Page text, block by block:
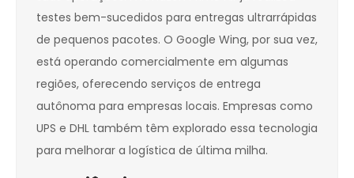
testes bem-sucedidos para entregas ultrarrápidas
de pequenos pacotes. O Google Wing, por sua vez,
está operando comercialmente em algumas
regiões, oferecendo serviços de entrega
autônoma para empresas locais. Empresas como
UPS e DHL também têm explorado essa tecnologia
para melhorar a logística de última milha.